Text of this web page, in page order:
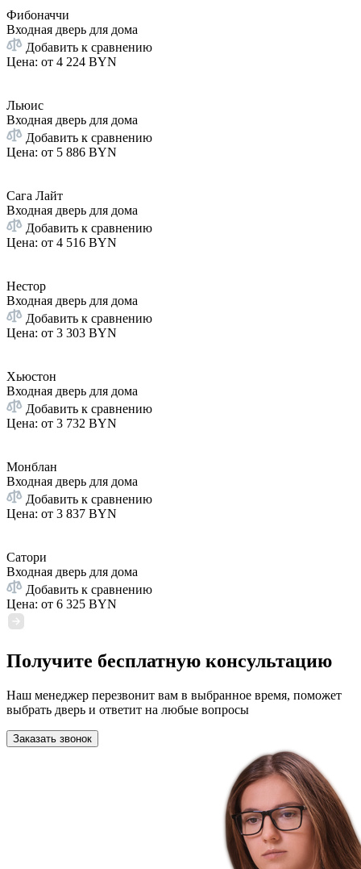
Фибоначчи
Входная дверь для дома
Добавить к сравнению
Цена: от 4 224 BYN
Льюис
Входная дверь для дома
Добавить к сравнению
Цена: от 5 886 BYN
Сага Лайт
Входная дверь для дома
Добавить к сравнению
Цена: от 4 516 BYN
Нестор
Входная дверь для дома
Добавить к сравнению
Цена: от 3 303 BYN
Хьюстон
Входная дверь для дома
Добавить к сравнению
Цена: от 3 732 BYN
Монблан
Входная дверь для дома
Добавить к сравнению
Цена: от 3 837 BYN
Сатори
Входная дверь для дома
Добавить к сравнению
Цена: от 6 325 BYN
Получите бесплатную консультацию
Наш менеджер перезвонит вам в выбранное время, поможет
выбрать дверь и ответит на любые вопросы
Заказать звонок